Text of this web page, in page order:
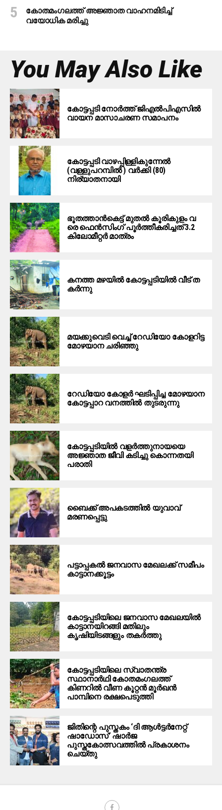
കോതമംഗലത്ത് അജ്ഞാത വാഹനമിടിച്ച്
വയോധിക മരിച്ചു
You May Also Like
കോട്ടപ്പടി നോർത്ത് ജിഎൽപിഎസിൽ
വായന മാസാചരണ സമാപനം
കോട്ടപ്പടി വാഴപ്പിള്ളികുന്നേൽ
(വള്ളുപറമ്പിൽ ) വർക്കി (80)
നിര്യാതനായി
ഭൂ​ത​ത്താ​ൻ​കെ​ട്ട് മു​ത​ൽ കൂ​രി​കു​ളം വ​
രെ ഫെ​ൻ​സിം​ഗ് പൂ​ർ​ത്തീ​ക​രി​ച്ച​ത് 3.2
കി​ലോ​മീ​റ്റ​ർ മാ​ത്രം
ക​ന​ത്ത മ​ഴ​യി​ൽ കോ​ട്ട​പ്പ​ടി​യി​ല്‍ വീ​ട് ത​
ക​ർ​ന്നു
മയക്കുവെടി വെച്ച് റേഡിയോ കോളറിട്ട
മോഴയാന ചരിഞ്ഞു
റേഡിയോ കോളർ ഘടിപ്പിച്ച മോഴയാന
കോട്ടപ്പാറ വനത്തിൽ തുടരുന്നു
കോട്ടപ്പടിയില്‍ വളര്‍ത്തുനായയെ
അജ്ഞാത ജീവി കടിച്ചു കൊന്നതയി
പരാതി
ബൈക്ക് അപകടത്തിൽ യുവാവ്
മരണപ്പെട്ടു
പട്ടാപ്പകൽ ജനവാസ മേഖലക്ക് സമീപം
കാട്ടാനക്കൂട്ടം
കോട്ടപ്പടിയിലെ ജനവാസ മേഖലയിൽ
കാട്ടാനയിറങ്ങി മതിലും
കൃഷിയിടങ്ങളും തകർത്തു
കോട്ടപ്പടിയിലെ സ്വാതന്ത്ര
സ്ഥാനാർഥി കോതമംഗലത്ത്
കിണറിൽ വീണ കൂറ്റൻ മൂർഖൻ
പാമ്പിനെ രക്ഷപെടുത്തി
ജിതിന്റെ പുസ്തകം ‘ദി ആൾട്ടർനേറ്റ്
ഷാഡോസ്’ ഷാർജ
പുസ്തകോത്സവത്തിൽ പ്രകാശനം
ചെയ്തു